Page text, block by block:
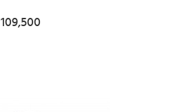
109,500